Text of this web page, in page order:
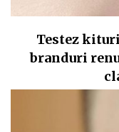
Testez
branduri